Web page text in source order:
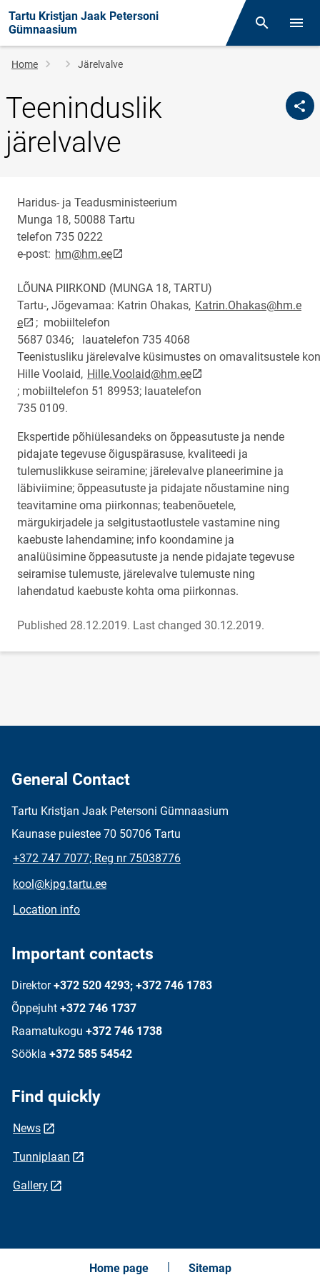
Tartu Kristjan Jaak Petersoni
Gümnaasium
Otsing
Breadcrumb
Home Järelvalve
Teeninduslik
järelvalve
Haridus- ja Teadusministeerium
Munga 18, 50088 Tartu
telefon 735 0222
e-post: hm@hm.eelink opens on new page
LÕUNA PIIRKOND (MUNGA 18, TARTU)
Tartu-, Jõgevamaa: Katrin Ohakas, Katrin.Ohakas@hm.e
elink opens on new page
; mobiiltelefon
5687 0346; lauatelefon 735 4068
Teenistusliku järelevalve küsimustes on omavalitsustele
Hille Voolaid, Hille.Voolaid@hm.eelink opens on new page
; mobiiltelefon 51 89953; lauatelefon
735 0109.
Ekspertide põhiülesandeks on õppeasutuste ja nende
pidajate tegevuse õiguspärasuse, kvaliteedi ja
tulemuslikkuse seiramine; järelevalve planeerimine ja
läbiviimine; õppeasutuste ja pidajate nõustamine ning
teavitamine oma piirkonnas; teabenõuetele,
märgukirjadele ja selgitustaotlustele vastamine ning
kaebuste lahendamine; info koondamine ja
analüüsimine õppeasutuste ja nende pidajate tegevuse
seiramise tulemuste, järelevalve tulemuste ning
lahendatud kaebuste kohta oma piirkonnas.
Published 28.12.2019. Last changed 30.12.2019.
General Contact
Tartu Kristjan Jaak Petersoni Gümnaasium
Kaunase puiestee 70 50706 Tartu
+372 747 7077; Reg nr 75038776
kool@kjpg.tartu.ee
Location info
Important contacts
Direktor +372 520 4293; +372 746 1783
Õppejuht +372 746 1737
Raamatukogu +372 746 1738
Söökla +372 585 54542
Find quickly
News
Tunniplaan
Gallery
Home page Sitemap